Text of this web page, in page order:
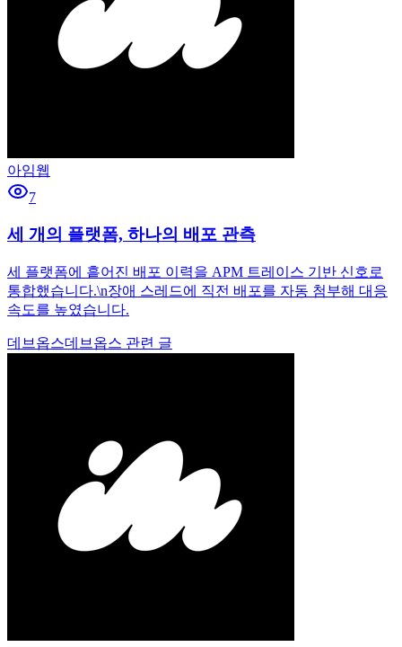
아임웹
7
세 개의 플랫폼, 하나의 배포 관측
세 플랫폼에 흩어진 배포 이력을 APM 트레이스 기반 신호로
통합했습니다.\n장애 스레드에 직전 배포를 자동 첨부해 대응
속도를 높였습니다.
데브옵스데브옵스 관련 글